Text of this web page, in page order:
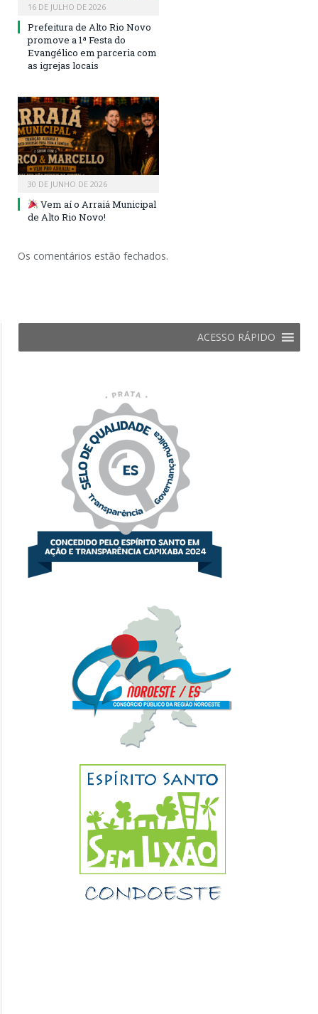
16 DE JULHO DE 2026
Prefeitura de Alto Rio Novo
promove a 1ª Festa do
Evangélico em parceria com
as igrejas locais
30 DE JUNHO DE 2026
Vem aí o Arraiá Municipal
de Alto Rio Novo!
Os comentários estão fechados.
ACESSO RÁPIDO